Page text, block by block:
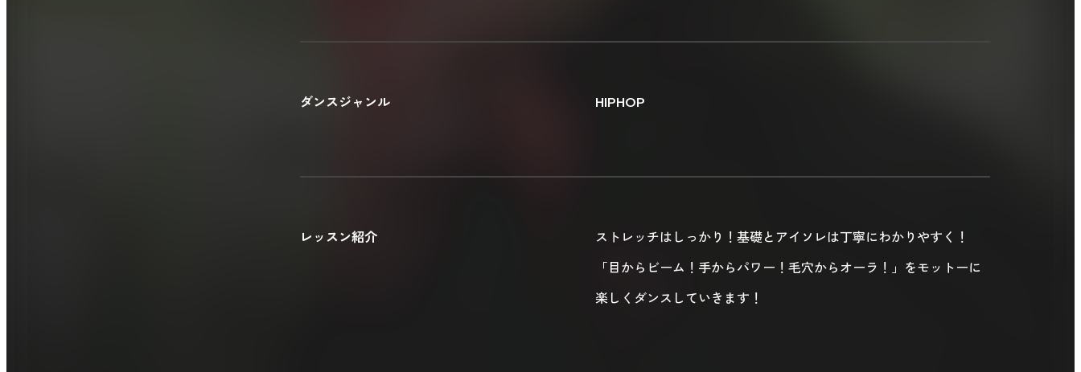
ダンスジャンル HIPHOP
レッスン紹介
ストレッチはしっかり！基礎とアイソレは丁寧にわかりやすく！
「目からビーム！手からパワー！毛穴からオーラ！」をモットーに
楽しくダンスしていきます！